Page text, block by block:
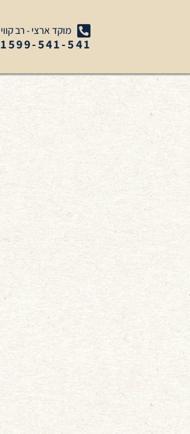
מוקד ארצי - רב קווי
1599-541-541